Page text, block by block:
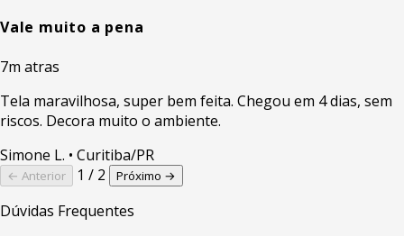
Vale muito a pena
7m atras
Tela maravilhosa, super bem feita. Chegou em 4 dias, sem
riscos. Decora muito o ambiente.
Simone L. • Curitiba/PR
← Anterior 1 / 2 Próximo →
Dúvidas Frequentes